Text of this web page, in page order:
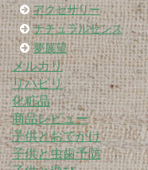
アクセサリー
ナチュラルセンス
夢展望
メルカリ
リハビリ
化粧品
商品レビュー
子供とおでかけ
子供と虫歯予防